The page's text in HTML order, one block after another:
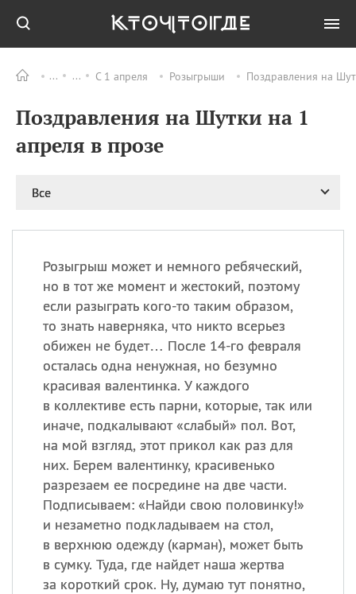
С 1 апреля Розыгрыши Поздравления на
Поздравления на Шутки на 1
апреля в прозе
Все
Розыгрыш может и немного ребяческий,
но в тот же момент и жестокий, поэтому
если разыграть кого-то таким образом,
то знать наверняка, что никто всерьез
обижен не будет… После 14-го февраля
осталась одна ненужная, но безумно
красивая валентинка. У каждого
в коллективе есть парни, которые, так или
иначе, подкалывают «слабый» пол. Вот,
на мой взгляд, этот прикол как раз для
них. Берем валентинку, красивенько
разрезаем ее посредине на две части.
Подписываем: «Найди свою половинку!»
и незаметно подкладываем на стол,
в верхнюю одежду (карман), может быть
в сумку. Туда, где найдет наша жертва
за короткий срок. Ну, думаю тут понятно,
ПРАЗДНИКИ Все
09.08 День памяти жертв
атомной
день
рисового пудинга
09.08 День Дымняшки
(Smokey Bear Day)
Сегодня празднуют именины
Сергей, Теодор,Федор
Посмотреть значение
происхождение